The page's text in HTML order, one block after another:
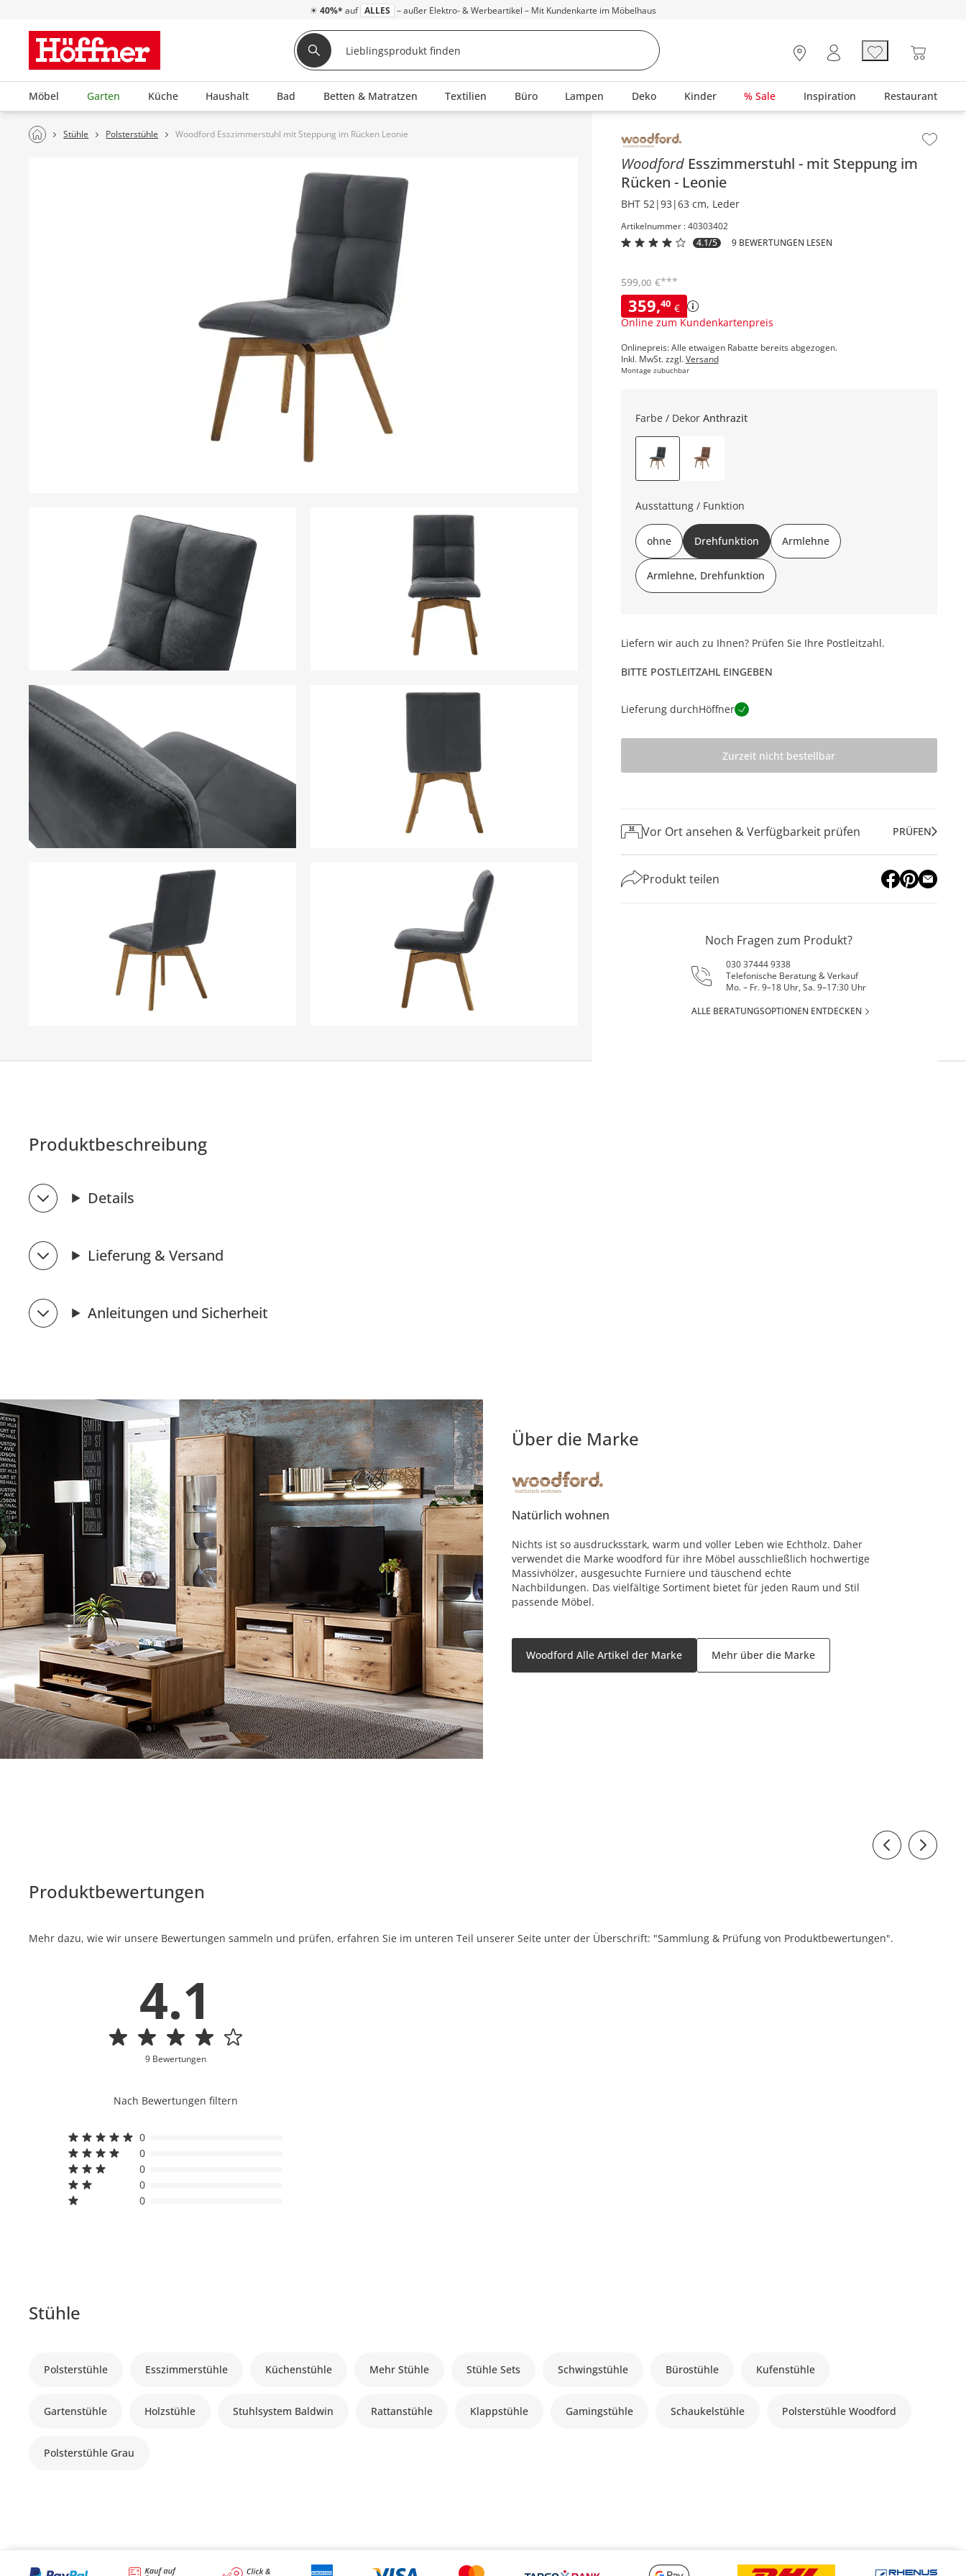
☀ 40%* auf ALLES – außer Elektro- & Werbeartikel – Mit Kundenkarte im Möbelhaus
Möbel Garten Küche Haushalt Bad Betten & Matratzen Textilien Büro Lampen Deko Kinder % Sale Inspiration Restaurant
Stühle Polsterstühle Woodford Esszimmerstuhl mit Steppung im Rücken Leonie Inhalt der Seitenleiste überspringen - Zum Seitenende
Woodford Esszimmerstuhl
mit Steppung im
Rücken
Leonie
BHT 52|93|63 cm, Leder
Artikelnummer : 40303402
4.1/5
9 BEWERTUNGEN LESEN
359,40 €
Online zum Kundenkartenpreis
599,00 €***
Onlinepreis: Alle etwaigen Rabatte bereits abgezogen.
Inkl. MwSt. zzgl.Versand
Montage zubuchbar
Farbe / Dekor Anthrazit
Ausstattung / Funktion
ohne Drehfunktion Armlehne
Armlehne, Drehfunktion
Liefern wir auch zu Ihnen? Prüfen Sie Ihre Postleitzahl.
BITTE POSTLEITZAHL EINGEBEN
Lieferung durchHöffner
Zurzeit nicht bestellbar
Vor Ort ansehen & Verfügbarkeit prüfen PRÜFEN
Produkt teilen
Noch Fragen zum Produkt?
030 37444 9338
Telefonische Beratung & Verkauf
Mo. – Fr. 9–18 Uhr, Sa. 9–17:30 Uhr
ALLE BERATUNGSOPTIONEN ENTDECKEN
Produktbeschreibung
Details
Lieferung & Versand
Anleitungen und Sicherheit
Über die Marke
Natürlich wohnen
Nichts ist so ausdrucksstark, warm und voller Leben wie Echtholz. Daher
verwendet die Marke woodford für ihre Möbel ausschließlich hochwertige
Massivhölzer, ausgesuchte Furniere und täuschend echte
Nachbildungen. Das vielfältige Sortiment bietet für jeden Raum und Stil
passende Möbel.
Woodford Alle Artikel der Marke Mehr über die Marke
Produktbewertungen
Mehr dazu, wie wir unsere Bewertungen sammeln und prüfen, erfahren Sie im unteren Teil unserer Seite unter der Überschrift: "Sammlung & Prüfung von Produktbewertungen".
4.1
9 Bewertungen
Nach Bewertungen filtern
0
0
0
0
0
Stühle
Polsterstühle Esszimmerstühle Küchenstühle Mehr Stühle Stühle Sets Schwingstühle Bürostühle Kufenstühle
Gartenstühle Holzstühle Stuhlsystem Baldwin Rattanstühle Klappstühle Gamingstühle Schaukelstühle Polsterstühle Woodford
Polsterstühle Grau